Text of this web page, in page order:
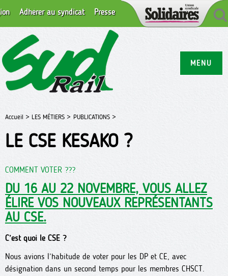
MENU
Adhérer au syndicat Presse
Accueil > LES MÉTIERS > PUBLICATIONS >
LE CSE KESAKO ?
COMMENT VOTER ???
DU 16 AU 22 NOVEMBRE, VOUS ALLEZ
ÉLIRE VOS NOUVEAUX REPRÉSENTANTS
AU CSE.
C’est quoi le CSE ?
Nous avions l’habitude de voter pour les DP et CE, avec
désignation dans un second temps pour les membres CHSCT.